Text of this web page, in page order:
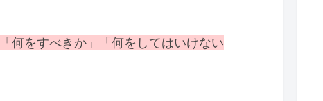
何をすべきか」「何をしてはいけない